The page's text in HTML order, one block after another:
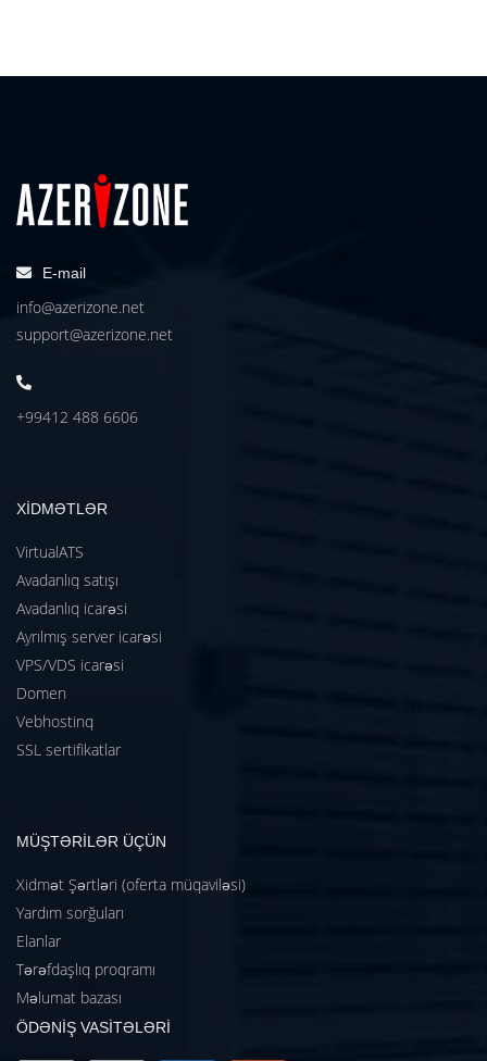
E-mail
info@azerizone.net
support@azerizone.net
+99412 488 6606
XİDMƏTLƏR
VirtualATS
Avadanlıq satışı
Avadanlıq icarəsi
Ayrılmış server icarəsi
VPS/VDS icarəsi
Domen
Vebhostinq
SSL sertifikatlar
MÜŞTƏRİLƏR ÜÇÜN
Xidmət Şərtləri (oferta müqaviləsi)
Yardım sorğuları
Elanlar
Tərəfdaşlıq proqramı
Məlumat bazası
ÖDƏNİŞ VASİTƏLƏRİ